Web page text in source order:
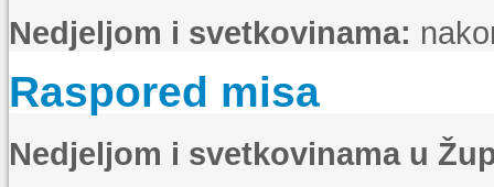
Nedjeljom i svetkovinama:
Raspored misa
Nedjeljom i svetkovinama u